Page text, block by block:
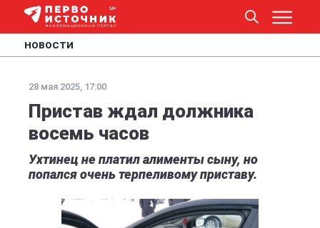
НОВОСТИ
28 мая 2025, 17:00
Пристав ждал должника
восемь часов
Ухтинец не платил алименты сыну, но
попался очень терпеливому приставу.